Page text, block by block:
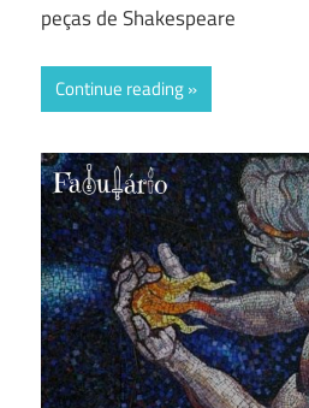
peças de Shakespeare
Continue reading